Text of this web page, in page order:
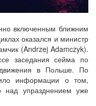
включенным ближним
оказался и министр
(Andrzej Adamczyk).
заседания сейма по
движения в Польше. По
информации о том,
над упразднением уже